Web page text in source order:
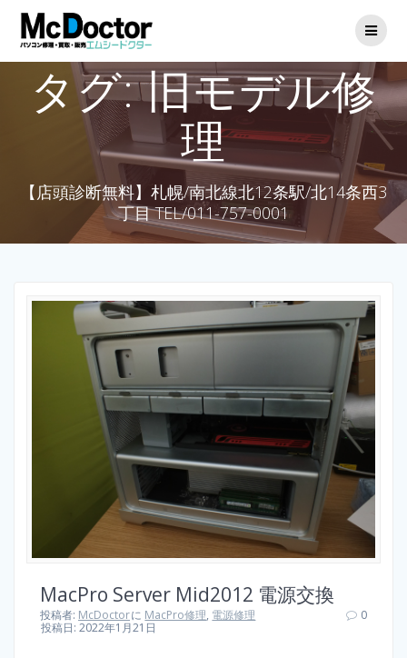
タグ:旧モデル修
理
【店頭診断無料】札幌/南北線北12条駅/北14条西3
丁目 TEL/011-757-0001
MacPro Server Mid2012 電源交換
投稿者: McDoctorに MacPro修理, 電源修理
投稿日: 2022年1月21日
0